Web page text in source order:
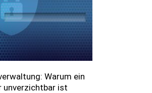
Warum ein
unverzichtbar ist